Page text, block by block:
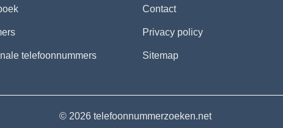
telefoonnummers
Contact
Privacy policy
Sitemap
© 2026 telefoonnummerzoeken.net